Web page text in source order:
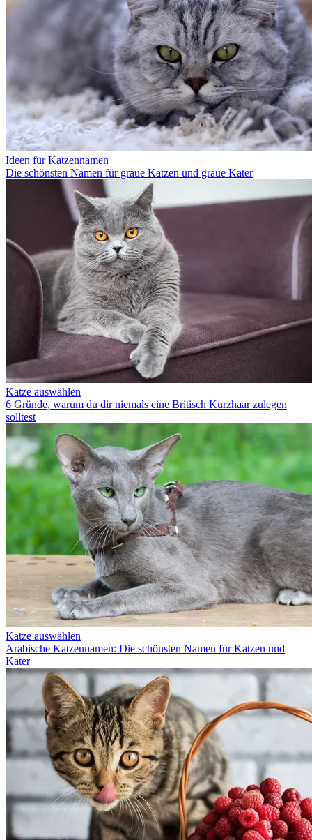
Ideen für Katzennamen
Die schönsten Namen für graue Katzen und graue Kater
Katze auswählen
6 Gründe, warum du dir niemals eine Britisch Kurzhaar zulegen
solltest
Katze auswählen
Arabische Katzennamen: Die schönsten Namen für Katzen und
Kater